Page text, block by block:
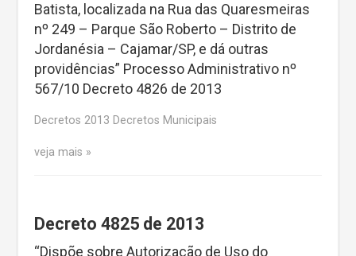
Batista, localizada na Rua das Quaresmeiras
nº 249 – Parque São Roberto – Distrito de
Jordanésia – Cajamar/SP, e dá outras
providências” Processo Administrativo nº
567/10 Decreto 4826 de 2013
Decretos 2013 Decretos Municipais
veja mais
Decreto 4825 de 2013
“Dispõe sobre Autorização de Uso do